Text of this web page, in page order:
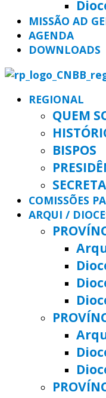
MISSÃO AD
AGENDA
DOWNLOADS
REGIONAL
QUEM
BISPOS
COMISSÕES
ARQUI /